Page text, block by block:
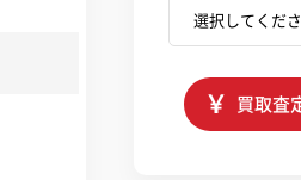
買取査